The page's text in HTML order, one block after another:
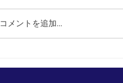
る！今年最後のじゃんけん大
コメントを追加…